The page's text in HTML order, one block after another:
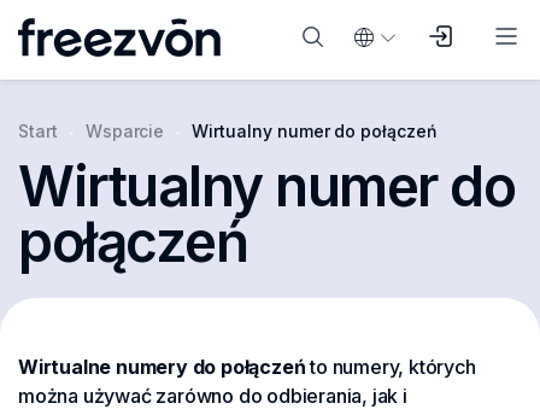
Start Wsparcie Wirtualny numer do połączeń
Wirtualny numer do
połączeń
Wirtualne numery do połączeńto numery, których
można używać zarówno do odbierania, jak i